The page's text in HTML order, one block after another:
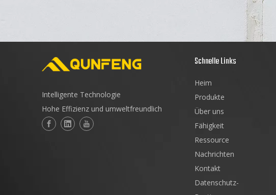
Intelligente Technologie
Hohe Effizienz und umweltfreundlich
Schnelle Links
Heim
Produkte
Über uns
Fähigkeit
Ressource
Nachrichten
Kontakt
Datenschutz-